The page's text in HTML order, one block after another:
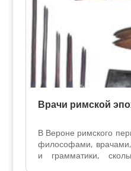
Мода и
Врачи римской
В Вероне римского
философами,
и грамматики,